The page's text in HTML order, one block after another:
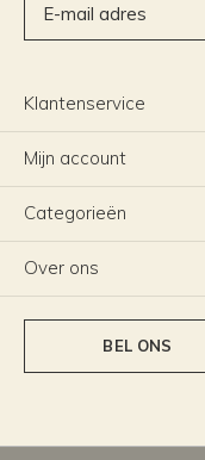
Klantenservice
Mijn account
Categorieën
Over ons
BEL ONS